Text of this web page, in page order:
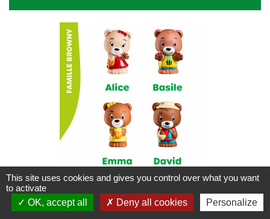
13,50 €
4 personnages famille BROWNY Klorofil
This site uses cookies and gives you control over what you want
to activate
OK, accept all
Deny all cookies Personalize